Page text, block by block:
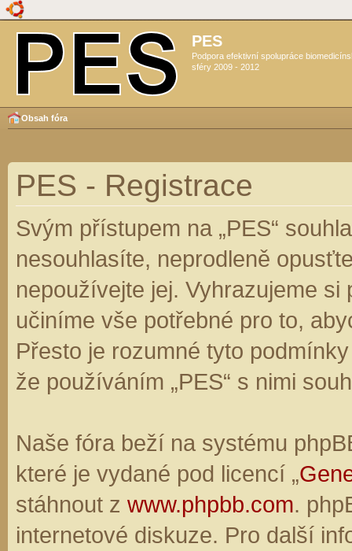
PES
Podpora efektivní spolupráce
sféry 2009 - 2012
Obsah fóra
PES - Registrace
Svým přístupem na „PES“
nesouhlasíte, neprodleně
nepoužívejte jej. Vyhrazujeme
učiníme vše potřebné pro to,
Přesto je rozumné tyto
že používáním „PES“ s nimi
Naše fóra beží na systému
které je vydané pod licencí „
stáhnout z www.phpbb.com.
internetové diskuze. Pro další